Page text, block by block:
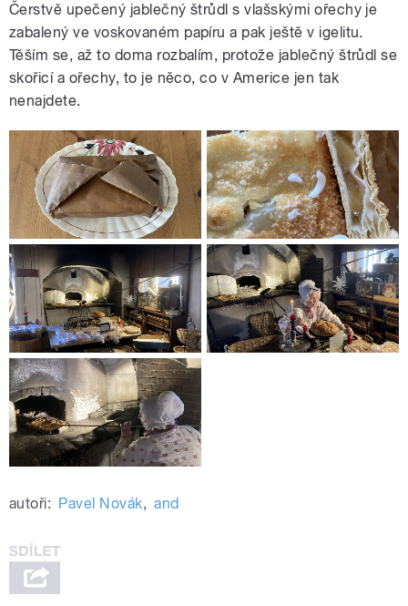
Čerstvě upečený jablečný štrůdl s vlašskými ořechy je
zabalený ve voskovaném papíru a pak ještě v igelitu.
Těším se, až to doma rozbalím, protože jablečný štrůdl se
skořicí a ořechy, to je něco, co v Americe jen tak
nenajdete.
autoři: Pavel Novák, and